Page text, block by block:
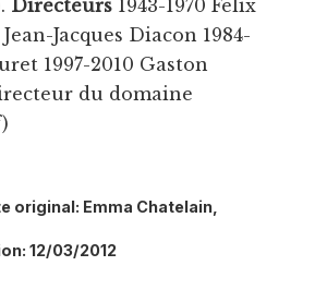
Directeurs1943-1970 Félix
Jean-Jacques Diacon 1984-
1997-2010 Gaston
du domaine
original: Emma Chatelain,
12/03/2012